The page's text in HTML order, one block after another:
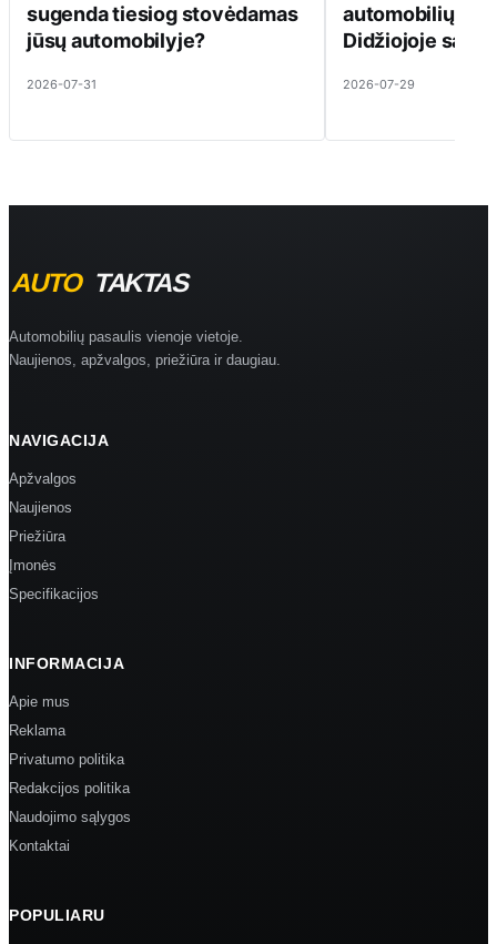
sugenda tiesiog stovėdamas
jūsų automobilyje?
2026-07-31
automobilių
Didžiojoje
2026-07-29
Automobilių pasaulis vienoje vietoje.
Naujienos, apžvalgos, priežiūra ir daugiau.
NAVIGACIJA
Apžvalgos
Naujienos
Priežiūra
Įmonės
Specifikacijos
INFORMACIJA
Apie mus
Reklama
Privatumo politika
Redakcijos politika
Naudojimo sąlygos
Kontaktai
POPULIARU